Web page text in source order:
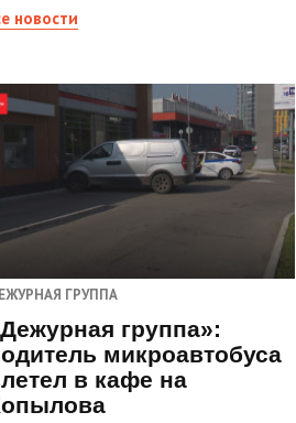
новости
ГРУППА
группа»:
микроавтобуса
в кафе на